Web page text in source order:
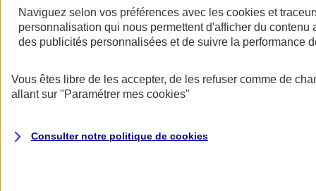
AXA Assurance
Naviguez selon vos préférences avec les cookies et
personnalisation qui nous permettent d'afficher du contenu
des publicités personnalisées et de suivre la performance
Vous êtes libre de les accepter, de les refuser comme de
allant sur "Paramétrer mes cookies"
Consulter notre politique de cookies